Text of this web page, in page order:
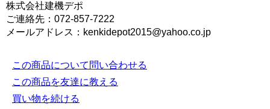
株式会社建機デポ
ご連絡先：072-857-7222
メールアドレス：kenkidepot2015@yahoo.co.jp
この商品について問い合わせる
この商品を友達に教える
買い物を続ける